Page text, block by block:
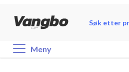
search
Meny